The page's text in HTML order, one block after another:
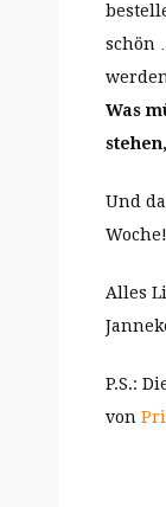
schön
Was
Und
Woche!
Alles
P.S.:
von